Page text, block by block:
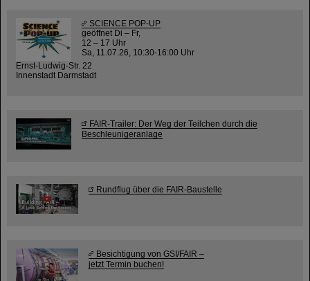
SCIENCE POP-UP
geöffnet Di – Fr,
12 – 17 Uhr
Sa, 11.07.26, 10:30-16:00 Uhr
Ernst-Ludwig-Str. 22
Innenstadt Darmstadt
FAIR-Trailer: Der Weg der Teilchen durch die
Beschleunigeranlage
Rundflug über die FAIR-Baustelle
Besichtigung von GSI/FAIR –
jetzt Termin buchen!